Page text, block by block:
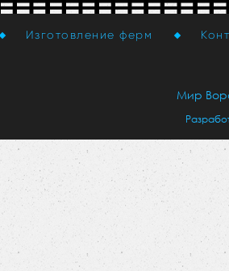
Изготовление ферм
Мир